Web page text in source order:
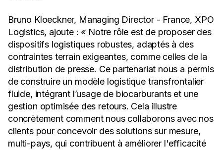
Bruno Kloeckner, Managing Director - France, XPO
Logistics, ajoute : « Notre rôle est de proposer des
dispositifs logistiques robustes, adaptés à des
contraintes terrain exigeantes, comme celles de la
distribution de presse. Ce partenariat nous a permis
de construire un modèle logistique transfrontalier
fluide, intégrant l’usage de biocarburants et une
gestion optimisée des retours. Cela illustre
concrètement comment nous collaborons avec nos
clients pour concevoir des solutions sur mesure,
multi-pays, qui contribuent à améliorer l'efficacité